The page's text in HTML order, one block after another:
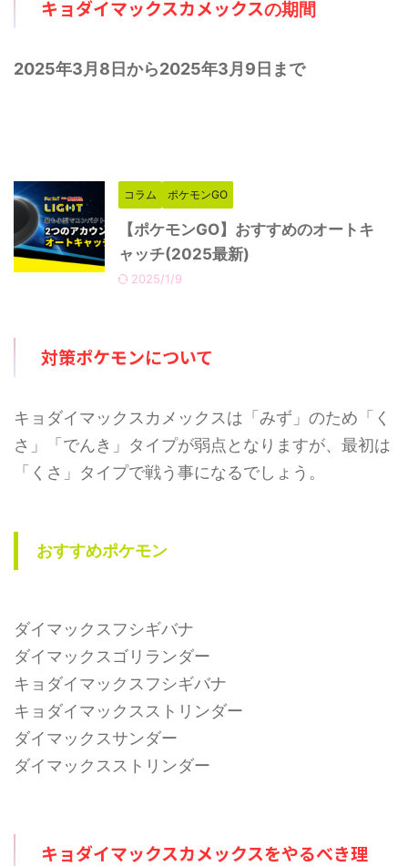
キョダイマックスカメックスの期間
2025年3月8日から2025年3月9日まで
コラム ポケモンGO
【ポケモンGO】おすすめのオートキ
ャッチ(2025最新)
2025/1/9
対策ポケモンについて
キョダイマックスカメックスは「みず」のため「く
さ」「でんき」タイプが弱点となりますが、最初は
「くさ」タイプで戦う事になるでしょう。
おすすめポケモン
ダイマックスフシギバナ
ダイマックスゴリランダー
キョダイマックスフシギバナ
キョダイマックスストリンダー
ダイマックスサンダー
ダイマックスストリンダー
キョダイマックスカメックスをやるべき理